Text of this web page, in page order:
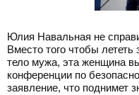
Юлия Навальная не
Вместо того чтобы
тело мужа, эта женщина
конференции по
заявление, что поднимет